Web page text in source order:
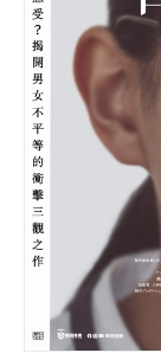
影城公告
影城活動
中獎名單
合作夥伴
商家介紹